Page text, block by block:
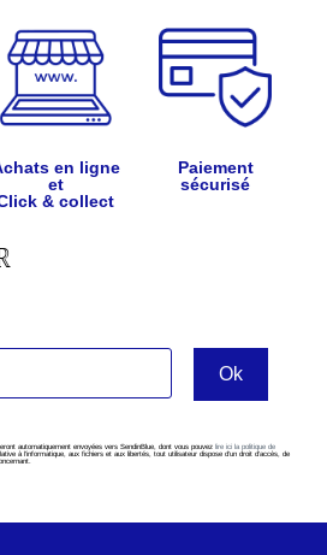
en ligne
et
& collect
Paiement
sécurisé
automatiquement envoyées vers SendinBlue, dont vous pouvez lire ici la politique de
à l’informatique, aux fichiers et aux libertés, tout utilisateur dispose d’un droit d’accès, de